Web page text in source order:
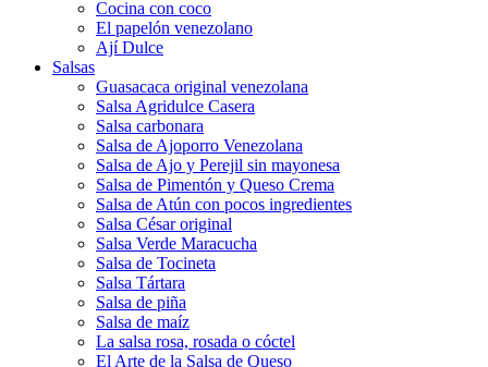
Cocina con coco
El papelón venezolano
Ají Dulce
Salsas
Guasacaca original venezolana
Salsa Agridulce Casera
Salsa carbonara
Salsa de Ajoporro Venezolana
Salsa de Ajo y Perejil sin mayonesa
Salsa de Pimentón y Queso Crema
Salsa de Atún con pocos ingredientes
Salsa César original
Salsa Verde Maracucha
Salsa de Tocineta
Salsa Tártara
Salsa de piña
Salsa de maíz
La salsa rosa, rosada o cóctel
El Arte de la Salsa de Queso